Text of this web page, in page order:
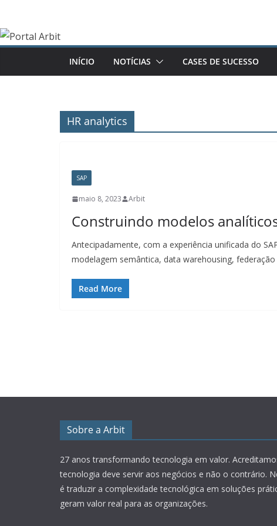
o
INÍCIO NOTÍCIAS CASES DE SUCESSO
HR analytics
SAP
maio 8, 2023 Arbit
Construindo modelos analíticos
Antecipadamente, com a experiência unificada do
modelagem semântica, data warehousing, federação
Read More
Sobre a Arbit
27 anos transformando tecnologia em valor.
tecnologia deve servir aos negócios e não o contrário.
é traduzir a complexidade tecnológica em soluções
geram valor real para as organizações.